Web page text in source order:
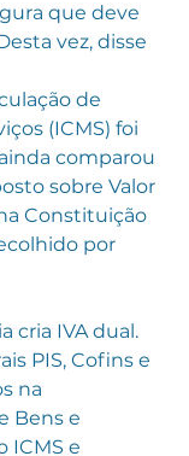
que deve
vez, disse
de
(ICMS) foi
comparou
sobre Valor
Constituição
por
cria IVA dual.
PIS, Cofins e
na
Bens e
ICMS e